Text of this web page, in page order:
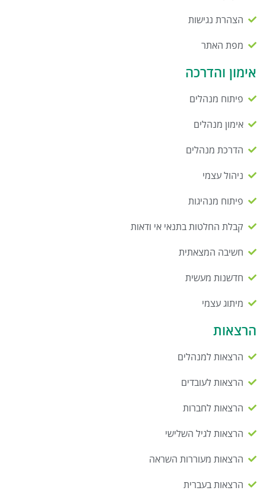
הצהרת נגישות
מפת האתר
אימון והדרכה
פיתוח מנהלים
אימון מנהלים
הדרכת מנהלים
ניהול עצמי
פיתוח מנהיגות
קבלת החלטות בתנאי אי ודאות
חשיבה המצאתית
חדשנות מעשית
מיתוג עצמי
הרצאות
הרצאות למנהלים
הרצאות לעובדים
הרצאות לחברות
הרצאות לגיל השלישי
הרצאות מעוררות השראה
הרצאות בעברית